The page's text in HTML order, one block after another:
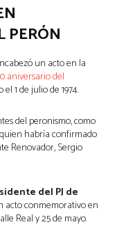
PERÓN
un acto en la
aniversario del
1 de julio de 1974.
del peronismo, como
habría confirmado
Renovador, Sergio
del PJ de
acto conmemorativo en
Real y 25 de mayo.